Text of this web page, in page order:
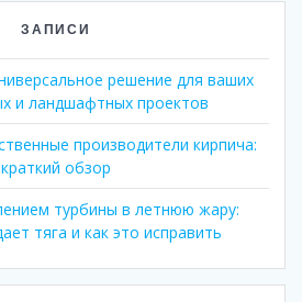
ЗАПИСИ
решение для ваших
и ландшафтных проектов
производители кирпича:
краткий обзор
турбины в летнюю жару:
тяга и как это исправить